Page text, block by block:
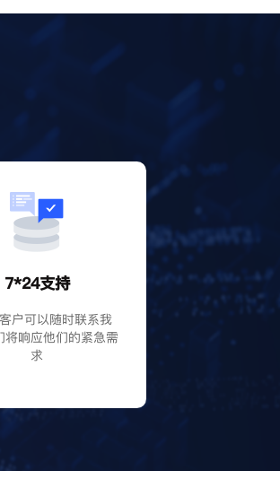
7*24支持
户可以随时联系我
将响应他们的紧急需
求